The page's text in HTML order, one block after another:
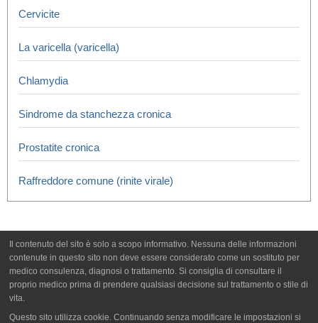
Cervicite
La varicella (varicella)
Chlamydia
Sindrome da stanchezza cronica
Prostatite cronica
Raffreddore comune (rinite virale)
Il contenuto del sito è solo a scopo informativo. Nessuna delle informazioni
contenute in questo sito non deve essere considerato come un sostituto per
medico consulenza, diagnosi o trattamento. Si consiglia di consultare il
proprio medico prima di prendere qualsiasi decisione sul trattamento o stile di
vita.
Questo sito utilizza cookie. Continuando senza modificare le impostazioni si